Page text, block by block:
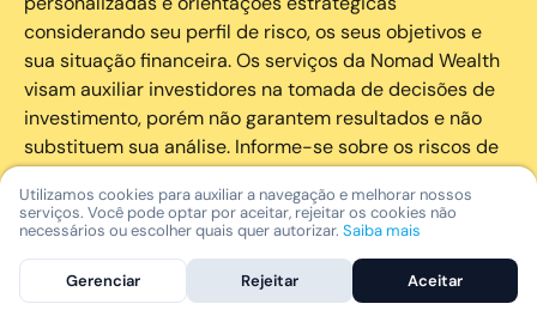
considerando seu perfil de risco, os seus objetivos e
sua situação financeira. Os serviços da Nomad Wealth
visam auxiliar investidores na tomada de decisões de
investimento, porém não garantem resultados e não
substituem sua análise. Informe-se sobre os riscos de
cada investimento e invista com responsabilidade.
As marcas registradas, logotipos e marcas de serviço
que aparecem nos Serviços, incluindo, mas não se
limitando à marca registrada “Nomad” são marcas
Utilizamos cookies para auxiliar a navegação e melhorar nossos
serviços. Você pode optar por aceitar, rejeitar os cookies não
necessários ou escolher quais quer autorizar. Saiba mais
Gerenciar Rejeitar Aceitar